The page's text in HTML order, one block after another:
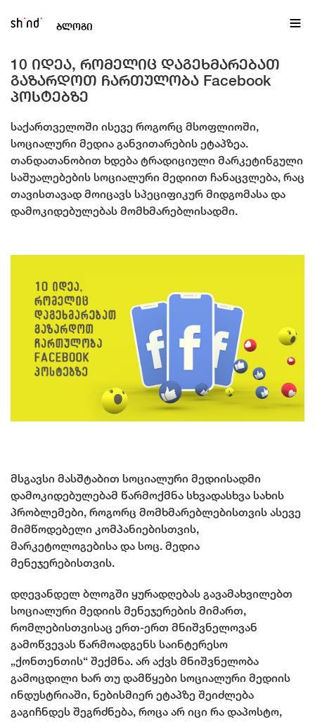
ბლოგი
10 იდეა, რომელიც დაგეხმარებათ
გაზარდოთ ჩართულობა Facebook
პოსტებზე
საქართველოში ისევე როგორც მსოფლიოში,
სოციალური მედია განვითარების ეტაპზეა.
თანდათანობით ხდება ტრადიციული მარკეტინგული
საშუალებების სოციალური მედიით ჩანაცვლება, რაც
თავისთავად მოიცავს სპეციფიკურ მიდგომასა და
დამოკიდებულებას მომხმარებლისადმი.
მსგავსი მასშტაბით სოციალური მედიისადმი
დამოკიდებულებამ წარმოქმნა სხვადასხვა სახის
პრობლემები, როგორც მომხმარებლებისთვის ასევე
მიმწოდებელი კომპანიებისთვის,
მარკეტოლოგებისა და სოც. მედია
მენეჯერებისთვის.
დღევანდელ ბლოგში ყურადღებას გავამახვილებთ
სოციალური მედიის მენეჯერების მიმართ,
რომლებისთვისაც ერთ-ერთ მნიშვნელოვან
გამოწვევას წარმოადგენს საინტერესო
„ქონთენთის“ შექმნა. არ აქვს მნიშვნელობა
გამოცდილი ხარ თუ დამწყები სოციალური მედიის
ინდუსტრიაში, ნებისმიერ ეტაპზე შეიძლება
გაგიჩნდეს შეგრძნება, როცა არ იცი რა დაპოსტო,